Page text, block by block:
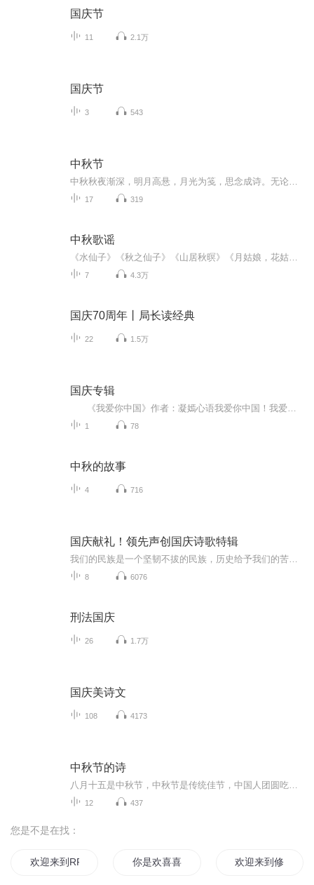
国庆节
11 2.1万
国庆节
3 543
中秋节
17 319
中秋歌谣
7 4.3万
国庆70周年丨局长读经典
22 1.5万
国庆专辑
1 78
中秋的故事
4 716
国庆献礼！领先声创国庆诗歌特辑
8 6076
刑法国庆
26 1.7万
国庆美诗文
108 4173
中秋节的诗
12 437
您是不是在找：
欢迎来到RPG世界 你是欢喜喜欢是你 欢迎来到修仙学院